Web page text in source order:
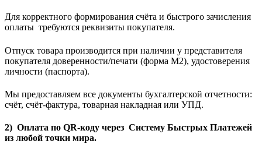
Для корректного формирования счёта и быстрого зачисления
оплаты требуются реквизиты покупателя.
Отпуск товара производится при наличии у представителя
покупателя доверенности/печати (форма M2), удостоверения
личности (паспорта).
Мы предоставляем все документы бухгалтерской отчетности:
счёт, счёт-фактура, товарная накладная или УПД.
2) Оплата по QR-коду через Систему Быстрых Платежей
из любой точки мира.